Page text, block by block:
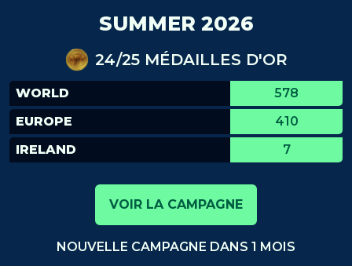
SUMMER 2026
24/25 MÉDAILLES D'OR
WORLD
578
EUROPE
410
IRELAND
7
VOIR LA CAMPAGNE
NOUVELLE CAMPAGNE DANS 1 MOIS